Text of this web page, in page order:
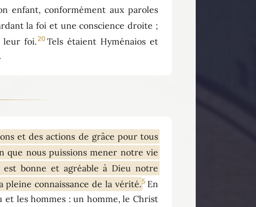
enfant, conformément aux paroles
la foi et une conscience droite ;
leur foi. 20Tels étaient Hyménaios et
et des actions de grâce pour tous
que nous puissions mener notre vie
bonne et agréable à Dieu notre
connaissance de la vérité.5 En
et les hommes : un homme, le Christ